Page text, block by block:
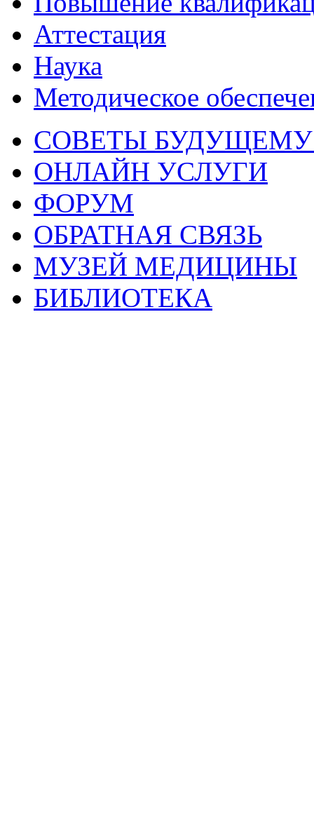
Аттестация
Наука
Методическое
СОВЕТЫ
ОНЛАЙН УСЛУГИ
ФОРУМ
ОБРАТНАЯ СВЯЗЬ
МУЗЕЙ МЕДИЦИНЫ
БИБЛИОТЕКА